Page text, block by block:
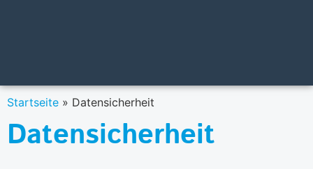
Startseite » Datensicherheit
Datensicherheit